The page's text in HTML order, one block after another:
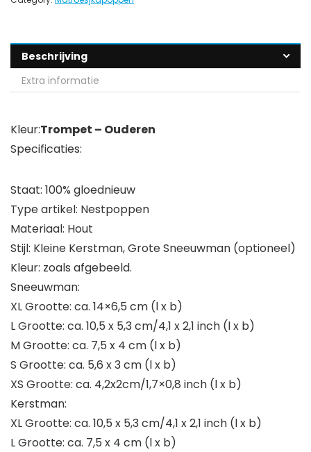
Beschrijving
Extra informatie
Kleur:Trompet – Ouderen
Specificaties:
Staat: 100% gloednieuw
Type artikel: Nestpoppen
Materiaal: Hout
Stijl: Kleine Kerstman, Grote Sneeuwman (optioneel)
Kleur: zoals afgebeeld.
Sneeuwman:
XL Grootte: ca. 14×6,5 cm (l x b)
L Grootte: ca. 10,5 x 5,3 cm/4,1 x 2,1 inch (l x b)
M Grootte: ca. 7,5 x 4 cm (l x b)
S Grootte: ca. 5,6 x 3 cm (l x b)
XS Grootte: ca. 4,2x2cm/1,7×0,8 inch (l x b)
Kerstman:
XL Grootte: ca. 10,5 x 5,3 cm/4,1 x 2,1 inch (l x b)
L Grootte: ca. 7,5 x 4 cm (l x b)